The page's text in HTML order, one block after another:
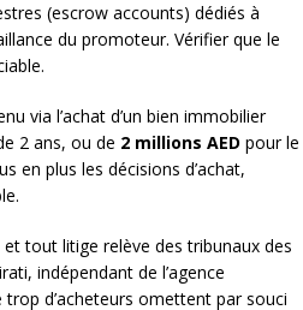
(escrow accounts) dédiés à
du promoteur. Vérifier que le
via l’achat d’un bien immobilier
2 ans, ou de 2 millions AED pour le
en plus les décisions d’achat,
tout litige relève des tribunaux des
indépendant de l’agence
trop d’acheteurs omettent par souci